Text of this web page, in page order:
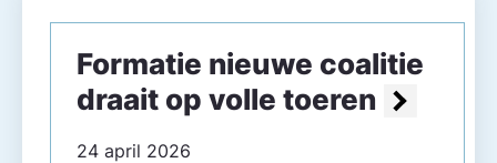
Formatie nieuwe coalitie
draait op volle toeren
24 april 2026